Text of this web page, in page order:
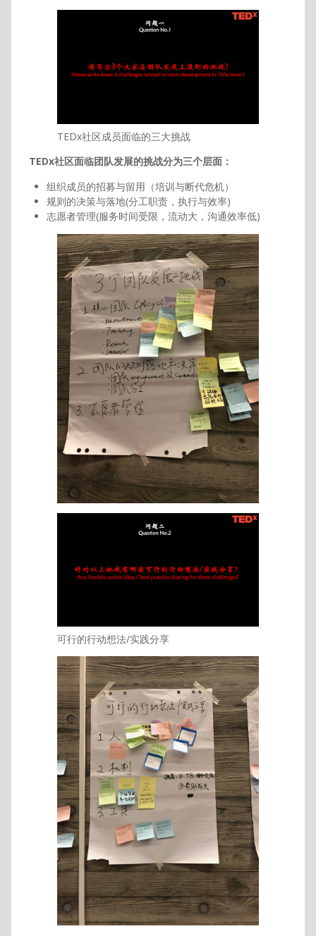
TEDx社区成员面临的三大挑战
TEDx社区面临团队发展的挑战分为三个层面：
组织成员的招募与留用（培训与断代危机）
规则的决策与落地(分工职责，执行与效率)
志愿者管理(服务时间受限，流动大，沟通效率低)
可行的行动想法/实践分享